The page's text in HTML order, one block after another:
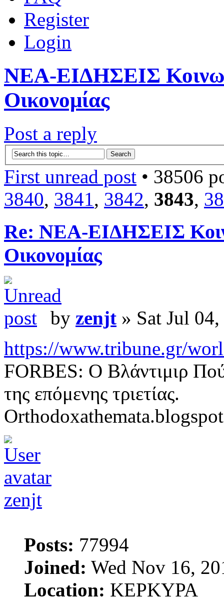
Register
Login
ΝΕΑ-ΕΙΔΗΣΕΙΣ
Οικονομίας
Post a reply
First unread post • 38506
3840, 3841, 3842, 3843,
Re: ΝΕΑ-ΕΙΔΗΣΕΙΣ
Οικονομίας
by zenjt » Sat Jul
https://www.tribune.gr/
FORBES: Ο Βλάντιμιρ
της επόμενης τριετίας.
zenjt
Posts: 77994
Joined: Wed Nov 16,
Location: ΚΕΡΚΥΡΑ